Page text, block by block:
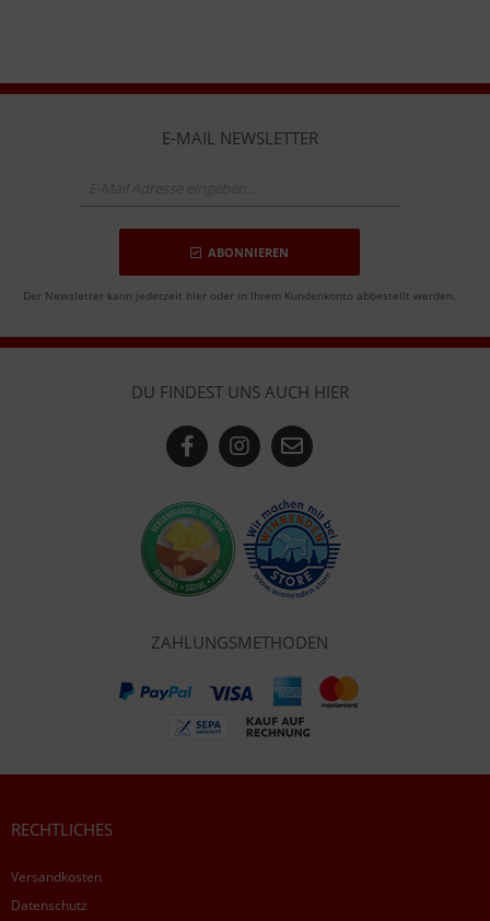
E-MAIL NEWSLETTER
ABONNIEREN
Der Newsletter kann jederzeit hier oder in Ihrem Kundenkonto abbestellt werden.
DU FINDEST UNS AUCH HIER
ZAHLUNGSMETHODEN
RECHTLICHES
Versandkosten
Datenschutz